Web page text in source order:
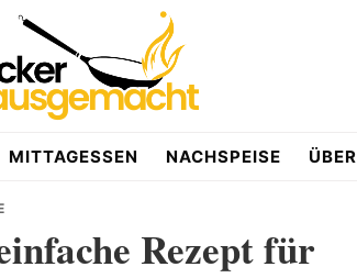
MITTAGESSEN NACHSPEISE ÜBER
Rezept für